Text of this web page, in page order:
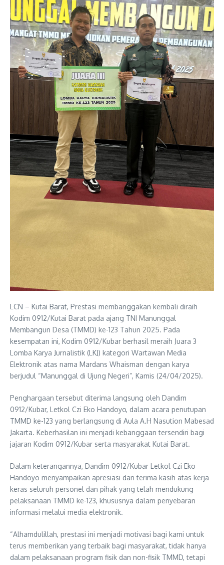
LCN – Kutai Barat, Prestasi membanggakan kembali diraih
Kodim 0912/Kutai Barat pada ajang TNI Manunggal
Membangun Desa (TMMD) ke-123 Tahun 2025. Pada
kesempatan ini, Kodim 0912/Kubar berhasil meraih Juara 3
Lomba Karya Jurnalistik (LKJ) kategori Wartawan Media
Elektronik atas nama Mardans Whaisman dengan karya
berjudul “Manunggal di Ujung Negeri”, Kamis (24/04/2025).
Penghargaan tersebut diterima langsung oleh Dandim
0912/Kubar, Letkol Czi Eko Handoyo, dalam acara penutupan
TMMD ke-123 yang berlangsung di Aula A.H Nasution Mabesad
Jakarta. Keberhasilan ini menjadi kebanggaan tersendiri bagi
jajaran Kodim 0912/Kubar serta masyarakat Kutai Barat.
Dalam keterangannya, Dandim 0912/Kubar Letkol Czi Eko
Handoyo menyampaikan apresiasi dan terima kasih atas kerja
keras seluruh personel dan pihak yang telah mendukung
pelaksanaan TMMD ke-123, khususnya dalam penyebaran
informasi melalui media elektronik.
“Alhamdulillah, prestasi ini menjadi motivasi bagi kami untuk
terus memberikan yang terbaik bagi masyarakat, tidak hanya
dalam pelaksanaan program fisik dan non-fisik TMMD, tetapi